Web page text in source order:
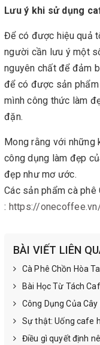
Lưu ý khi sử dụng
Để có được hiệu quả
người cần lưu ý một
nguyên chất để đảm
để có được sản
mình công thức làm
đặn.
Mong rằng với những
công dụng làm đẹp
đẹp như mơ ước.
Các sản phẩm cà
: https://
BÀI VIẾT LIÊN
Cà Phê Chồn Hòa
Bài Học Từ Tách
Công Dụng Của
Sự thật: Uống cafe
Điều gì quyết định